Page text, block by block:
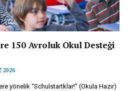
150 Avroluk Okul Desteği
2026
yönelik “Schulstartklar!” (Okula Hazır)